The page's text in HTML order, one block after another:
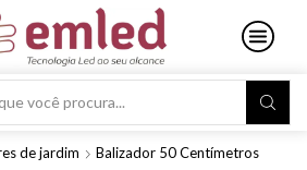
Search
de jardim Balizador 50 Centímetros